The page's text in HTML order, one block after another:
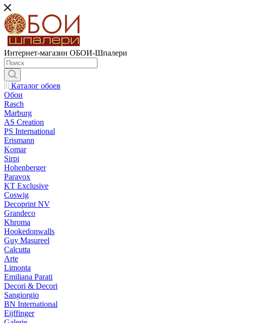
Интернет-магазин ОБОИ-Шпалери
Каталог обоев
Обои
Rasch
Marburg
AS Creation
PS International
Erismann
Komar
Sirpi
Hohenberger
Paravox
KT Exclusive
Coswig
Decoprint NV
Grandeco
Khroma
Hookedonwalls
Guy Masureel
Calcutta
Arte
Limonta
Emiliana Parati
Decori & Decori
Sangiorgio
BN International
Eijffinger